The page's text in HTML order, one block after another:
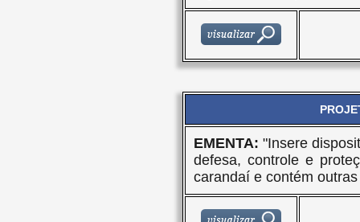
EMENTA: "Insere
defesa, controle e
carandaí e contém